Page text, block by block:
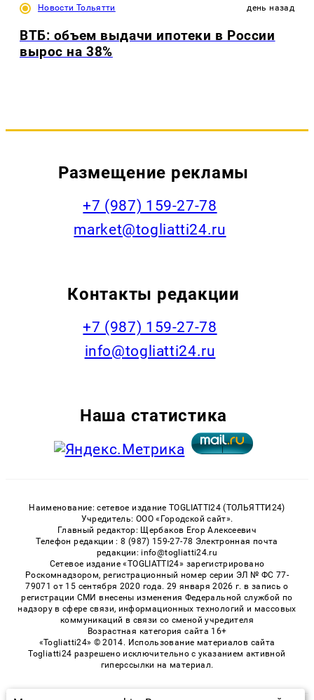
Новости Тольятти день назад
ВТБ: объем выдачи ипотеки в России
вырос на 38%
Размещение рекламы
+7 (987) 159-27-78
market@togliatti24.ru
Контакты редакции
+7 (987) 159-27-78
info@togliatti24.ru
Наша статистика
Наименование: сетевое издание TOGLIATTI24 (ТОЛЬЯТТИ24)
Учредитель: ООО «Городской сайт».
Главный редактор: Щербаков Егор Алексеевич
Телефон редакции : 8 (987) 159-27-78 Электронная почта
редакции: info@togliatti24.ru
Сетевое издание «TOGLIATTI24» зарегистрировано
Роскомнадзором, регистрационный номер серии ЭЛ № ФС 77-
79071 от 15 сентября 2020 года. 29 января 2026 г. в запись о
регистрации СМИ внесены изменения Федеральной службой по
надзору в сфере связи, информационных технологий и массовых
коммуникаций в связи со сменой учредителя
Возрастная категория сайта 16+
«Togliatti24» © 2014. Использование материалов сайта
Togliatti24 разрешено исключительно с указанием активной
гиперссылки на материал.